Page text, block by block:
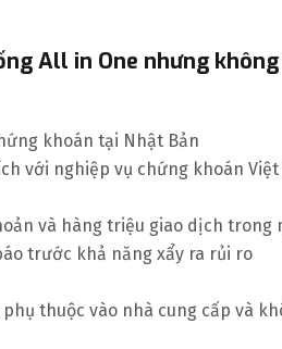
All in One nhưng không
khoán tại Nhật Bản
với nghiệp vụ chứng khoán Việt
và hàng triệu giao dịch trong
trước khả năng xẩy ra rủi ro
thuộc vào nhà cung cấp và